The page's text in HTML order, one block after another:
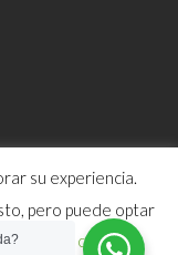
su experiencia.
pero puede optar
de cookies